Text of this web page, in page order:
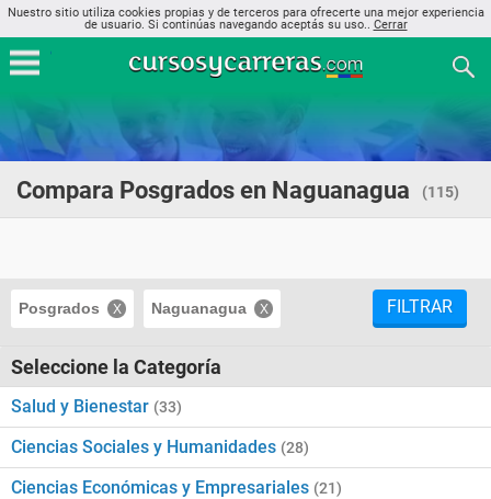
Nuestro sitio utiliza cookies propias y de terceros para ofrecerte una mejor experiencia
de usuario. Si continúas navegando aceptás su uso.. Cerrar
Compara Posgrados en Naguanagua (115)
Posgrados Naguanagua FILTRAR
Seleccione la Categoría
Salud y Bienestar (33)
Ciencias Sociales y Humanidades (28)
Ciencias Económicas y Empresariales (21)